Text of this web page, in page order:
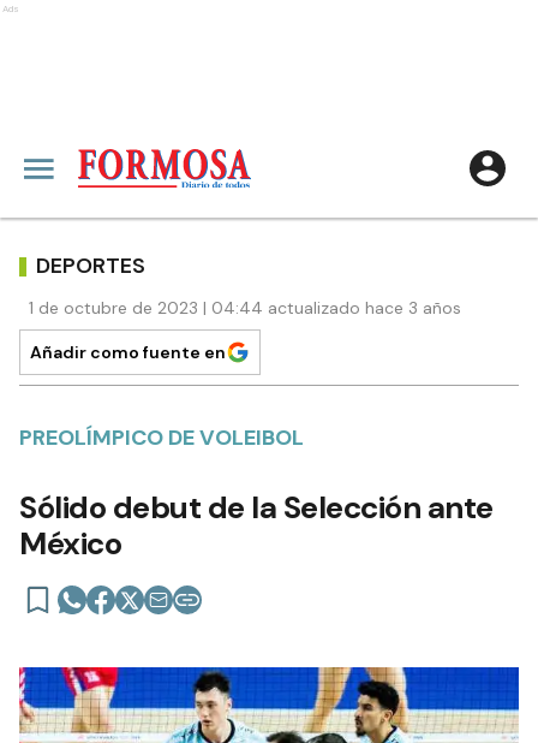
Ads
DEPORTES
1 de octubre de 2023 | 04:44 actualizado hace 3 años
Añadir como fuente en
PREOLÍMPICO DE VOLEIBOL
Sólido debut de la Selección ante
México